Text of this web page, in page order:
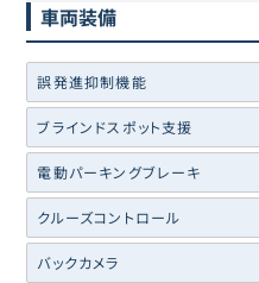
車両装備
誤発進抑制機能
ブラインドスポット支援
電動パーキングブレーキ
クルーズコントロール
バックカメラ